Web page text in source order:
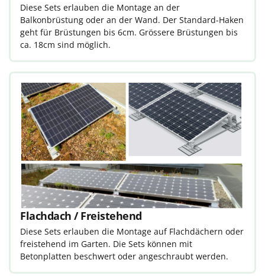
Diese Sets erlauben die Montage an der
Balkonbrüstung oder an der Wand. Der Standard-Haken
geht für Brüstungen bis 6cm. Grössere Brüstungen bis
ca. 18cm sind möglich.
Flachdach / Freistehend
Diese Sets erlauben die Montage auf Flachdächern oder
freistehend im Garten. Die Sets können mit
Betonplatten beschwert oder angeschraubt werden.